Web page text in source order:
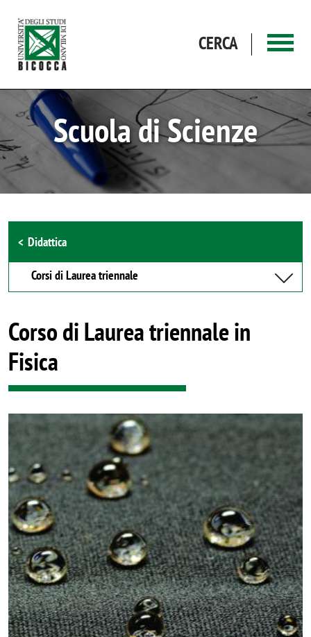
CERCA
Scuola di Scienze
Browse the section
Didattica
Corsi di Laurea triennale
Corso di Laurea triennale in
Fisica